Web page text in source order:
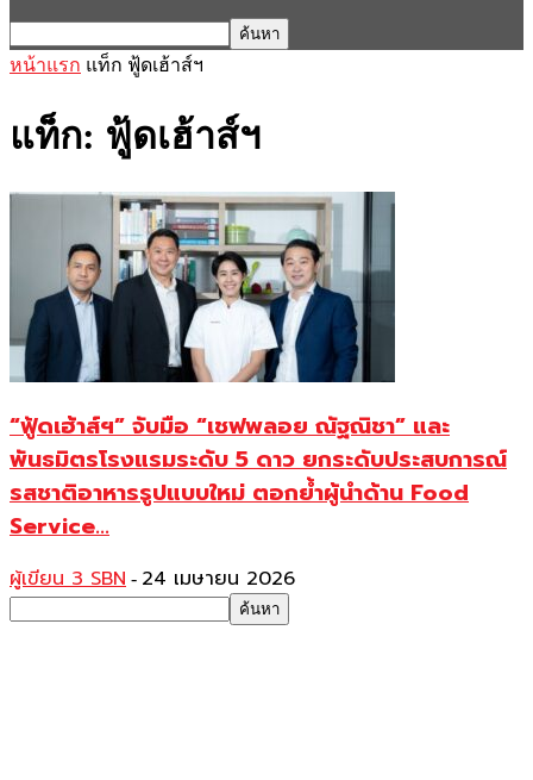
หน้าแรก แท็ก ฟู้ดเฮ้าส์ฯ
แท็ก: ฟู้ดเฮ้าส์ฯ
“ฟู้ดเฮ้าส์ฯ” จับมือ “เชฟพลอย ณัฐณิชา” และ
พันธมิตรโรงแรมระดับ 5 ดาว ยกระดับประสบการณ์
รสชาติอาหารรูปแบบใหม่ ตอกย้ำผู้นำด้าน Food
Service...
ผู้เขียน 3 SBN - 24 เมษายน 2026